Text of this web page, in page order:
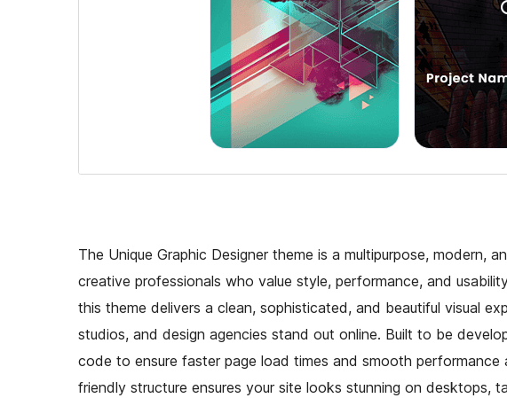
The Unique Graphic Designer theme is a multipurpose, modern,
creative professionals who value style, performance, and
this theme delivers a clean, sophisticated, and beautiful visual
studios, and design agencies stand out online. Built to be
code to ensure faster page load times and smooth
friendly structure ensures your site looks stunning on desktops,